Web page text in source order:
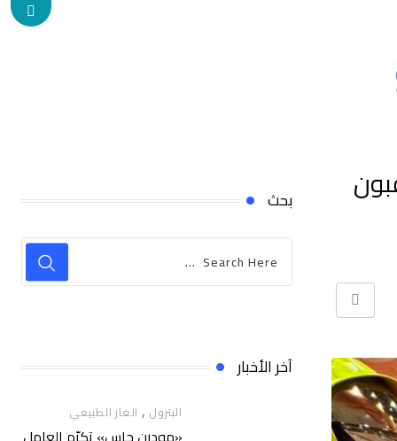
Print
بحث
آخر الأخبار
البترول , الغاز الطبيعي